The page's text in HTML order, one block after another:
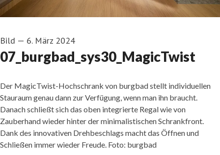
Bild — 6. März 2024
07_burgbad_sys30_MagicTwist
Der MagicTwist-Hochschrank von burgbad stellt individuellen
Stauraum genau dann zur Verfügung, wenn man ihn braucht.
Danach schließt sich das oben integrierte Regal wie von
Zauberhand wieder hinter der minimalistischen Schrankfront.
Dank des innovativen Drehbeschlags macht das Öffnen und
Schließen immer wieder Freude. Foto: burgbad